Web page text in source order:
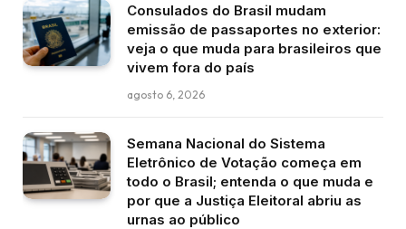
Consulados do Brasil mudam
emissão de passaportes no exterior:
veja o que muda para brasileiros que
vivem fora do país
agosto 6, 2026
Semana Nacional do Sistema
Eletrônico de Votação começa em
todo o Brasil; entenda o que muda e
por que a Justiça Eleitoral abriu as
urnas ao público